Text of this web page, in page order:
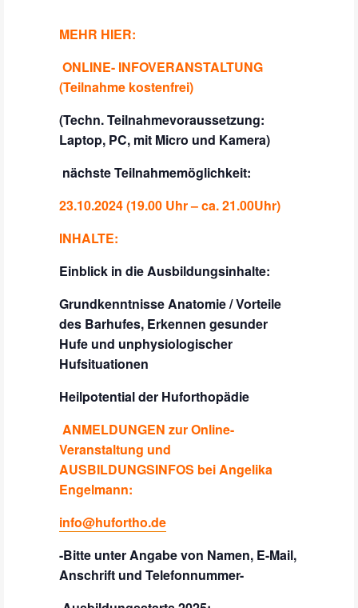
MEHR HIER:
ONLINE- INFOVERANSTALTUNG
(Teilnahme kostenfrei)
(Techn. Teilnahmevoraussetzung:
Laptop, PC, mit Micro und Kamera)
nächste Teilnahmemöglichkeit:
23.10.2024 (19.00 Uhr – ca. 21.00Uhr)
INHALTE:
Einblick in die Ausbildungsinhalte:
Grundkenntnisse Anatomie / Vorteile
des Barhufes, Erkennen gesunder
Hufe und unphysiologischer
Hufsituationen
Heilpotential der Huforthopädie
ANMELDUNGEN zur Online-
Veranstaltung und
AUSBILDUNGSINFOS bei Angelika
Engelmann:
info@hufortho.de
-Bitte unter Angabe von Namen, E-Mail,
Anschrift und Telefonnummer-